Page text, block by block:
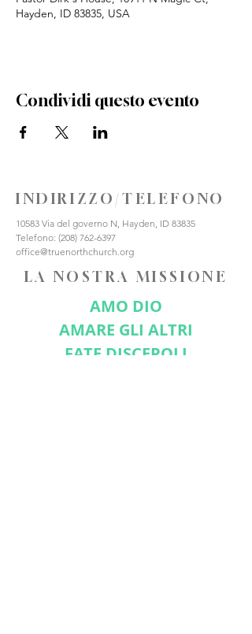
Hayden, ID 83835, USA
Condividi questo evento
INDIRIZZO/TELEFONO
10583 Via del governo N, Hayden, ID 83835
Telefono: (208) 762-6397
office@truenorthchurch.org
LA NOSTRA MISSIONE
AMO DIO
AMARE GLI ALTRI
FATE DISCEPOLI